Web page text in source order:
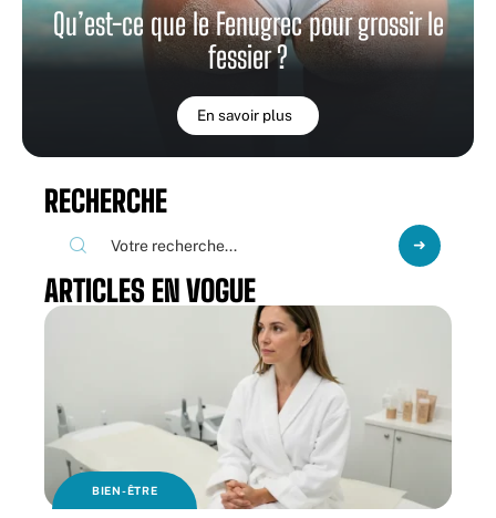
Qu’est-ce que le Fenugrec pour grossir le
fessier ?
En savoir plus
RECHERCHE
ARTICLES EN VOGUE
BIEN-ÊTRE